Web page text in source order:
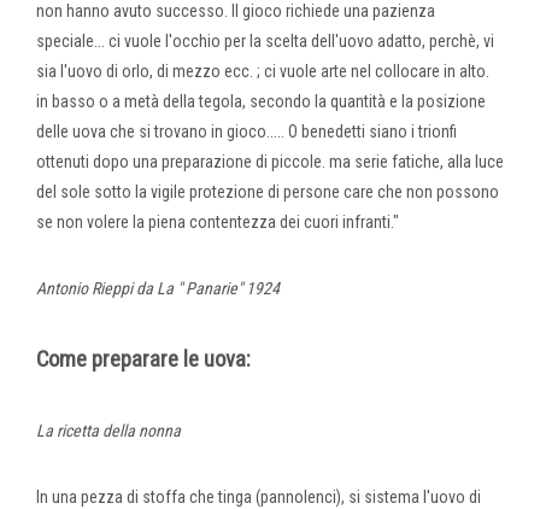
non hanno avuto successo. Il gioco richiede una pazienza
speciale... ci vuole l'occhio per la scelta dell'uovo adatto, perchè, vi
sia l'uovo di orlo, di mezzo ecc. ; ci vuole arte nel collocare in alto.
in basso o a metà della tegola, secondo la quantità e la posizione
delle uova che si trovano in gioco..... O benedetti siano i trionfi
ottenuti dopo una preparazione di piccole. ma serie fatiche, alla luce
del sole sotto la vigile protezione di persone care che non possono
se non volere la piena contentezza dei cuori infranti."
Antonio Rieppi da La " Panarie" 1924
Come preparare le uova:
La ricetta della nonna
In una pezza di stoffa che tinga (pannolenci), si sistema l'uovo di